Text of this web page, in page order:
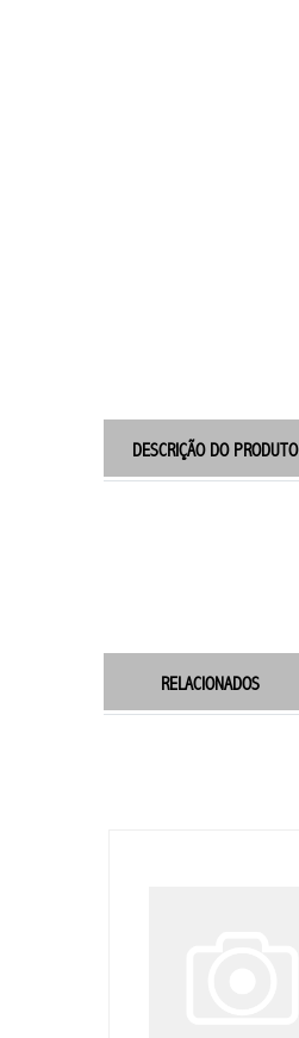
DESCRIÇÃO DO PRODUTO
RELACIONADOS